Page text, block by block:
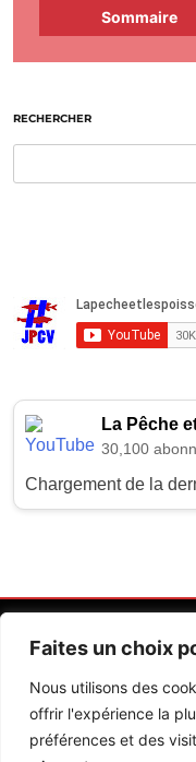
Faites un choix
Nous utilisons des
offrir l'expérience la
préférences et des
Sommaire
RECHERCHER
La Pêche
30,100
Chargement de la